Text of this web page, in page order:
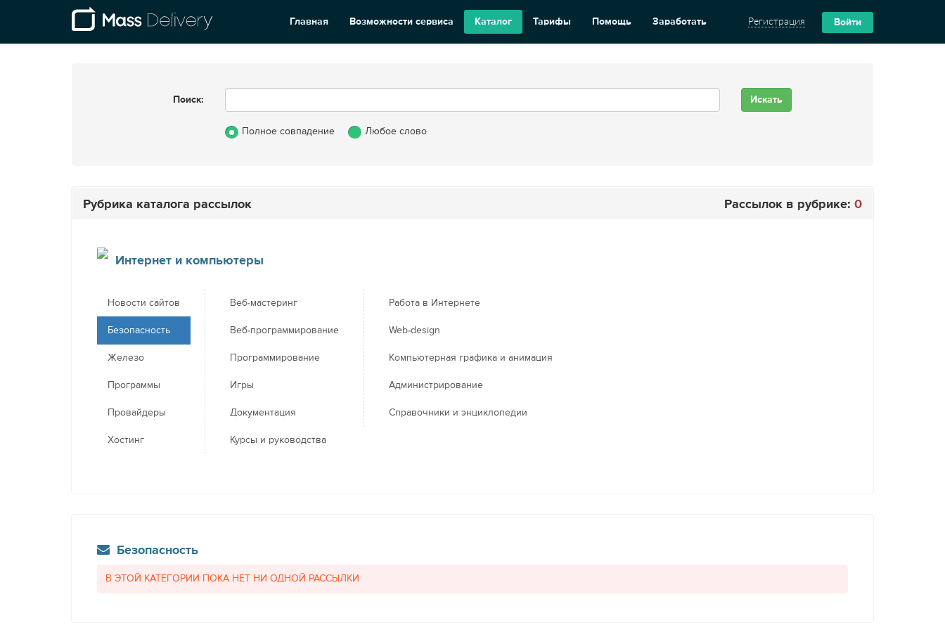
Главная Возможности сервиса Каталог Тарифы Помощь Заработать Регистрация Войти
Поиск:
Полное совпадение Любое слово
Рубрика каталога рассылок Рассылок в рубрике: 0
Интернет и компьютеры
Новости сайтов
Безопасность
Железо
Программы
Провайдеры
Хостинг
Веб-мастеринг
Веб-программирование
Программирование
Игры
Документация
Курсы и руководства
Работа в Интернете
Web-design
Компьютерная графика и анимация
Администрирование
Справочники и энциклопедии
Безопасность
В ЭТОЙ КАТЕГОРИИ ПОКА НЕТ НИ ОДНОЙ РАССЫЛКИ